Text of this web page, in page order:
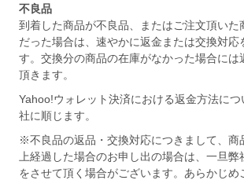
不良品
到着した商品が不良品、またはご注文頂いた
だった場合は、速やかに返金または交換対応
す。交換分の商品の在庫がなかった場合には
頂きます。
Yahoo!ウォレット決済における返金方法に
社に順じます。
※不良品の返品・交換対応につきまして、商
上経過した場合のお申し出の場合は、一旦
をさせて頂く場合がございます。あらかじめ